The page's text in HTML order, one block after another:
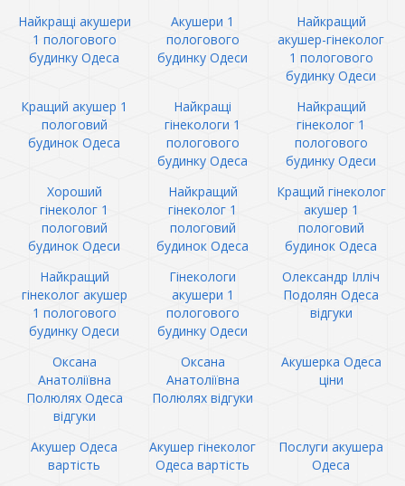
Найкращі акушери
1 пологового
будинку Одеса
Акушери 1
пологового
будинку Одеси
Найкращий
акушер-гінеколог
1 пологового
будинку Одеси
Кращий акушер 1
пологовий
будинок Одеса
Найкращі
гінекологи 1
пологового
будинку Одеса
Найкращий
гінеколог 1
пологового
будинку Одеси
Хороший
гінеколог 1
пологовий
будинок Одеси
Найкращий
гінеколог 1
пологовий
будинок Одеса
Кращий гінеколог
акушер 1
пологовий
будинок Одеса
Найкращий
гінеколог акушер
1 пологового
будинку Одеси
Гінекологи
акушери 1
пологового
будинку Одеси
Олександр Ілліч
Подолян Одеса
відгуки
Оксана
Анатоліївна
Полюлях Одеса
відгуки
Оксана
Анатоліївна
Полюлях відгуки
Акушерка Одеса
ціни
Акушер Одеса
вартість
Акушер гінеколог
Одеса вартість
Послуги акушера
Одеса